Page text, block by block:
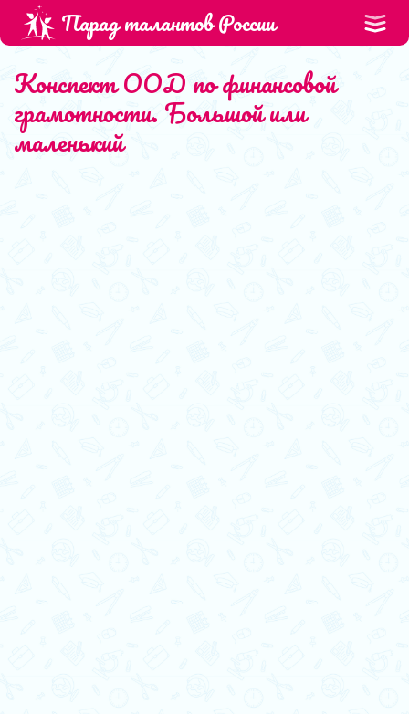
Парад талантов России
Конспект ООД по финансовой
грамотности. Большой или
маленький